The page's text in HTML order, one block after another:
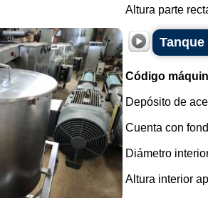
Altura parte
Código
Depósito de
Cuenta con
Diámetro
Altura interior